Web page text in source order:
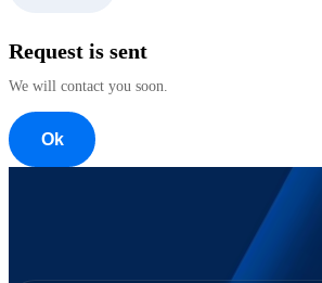
Request is sent
We will contact you soon.
Ok